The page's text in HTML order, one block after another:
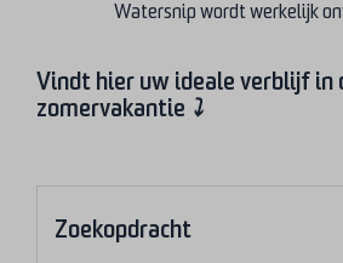
Watersnip wordt werkelijk
Vindt hier uw ideale verblijf in
zomervakantie ⤵
Zoekopdracht